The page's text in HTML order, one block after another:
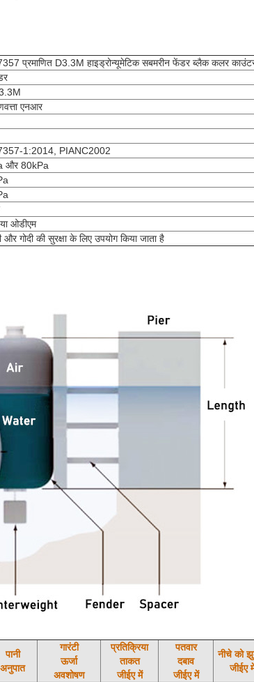
प्रमाणित D3.3M हाइड्रोन्यूमेटिक सबमरीन फेंडर ब्लैक कलर
एनआर
1:2014, PIANC2002
और 80kPa
ओडीएम
और गोदी की सुरक्षा के लिए उपयोग किया जाता है
पानी
अनुपात
गारंटी
ऊर्जा
अवशोषण
प्रतिक्रिया
ताकत
जीईए में
पतवार
दबाव
जीईए में
नीचे को
जीईए